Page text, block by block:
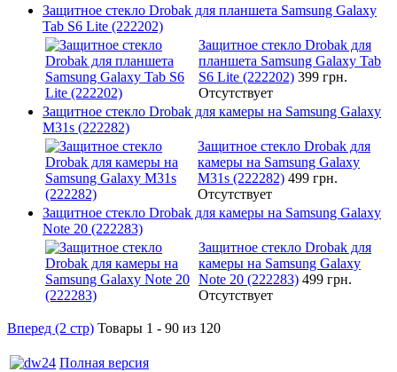
Защитное стекло Drobak для планшета Samsung Galaxy
Tab S6 Lite (222202)
Защитное стекло Drobak для
планшета Samsung Galaxy Tab
S6 Lite (222202) 399 грн.
Отсутствует
Защитное стекло Drobak для камеры на Samsung Galaxy
M31s (222282)
Защитное стекло Drobak для
камеры на Samsung Galaxy
M31s (222282) 499 грн.
Отсутствует
Защитное стекло Drobak для камеры на Samsung Galaxy
Note 20 (222283)
Защитное стекло Drobak для
камеры на Samsung Galaxy
Note 20 (222283) 499 грн.
Отсутствует
Вперед (2 стр) Товары 1 - 90 из 120
Полная версия